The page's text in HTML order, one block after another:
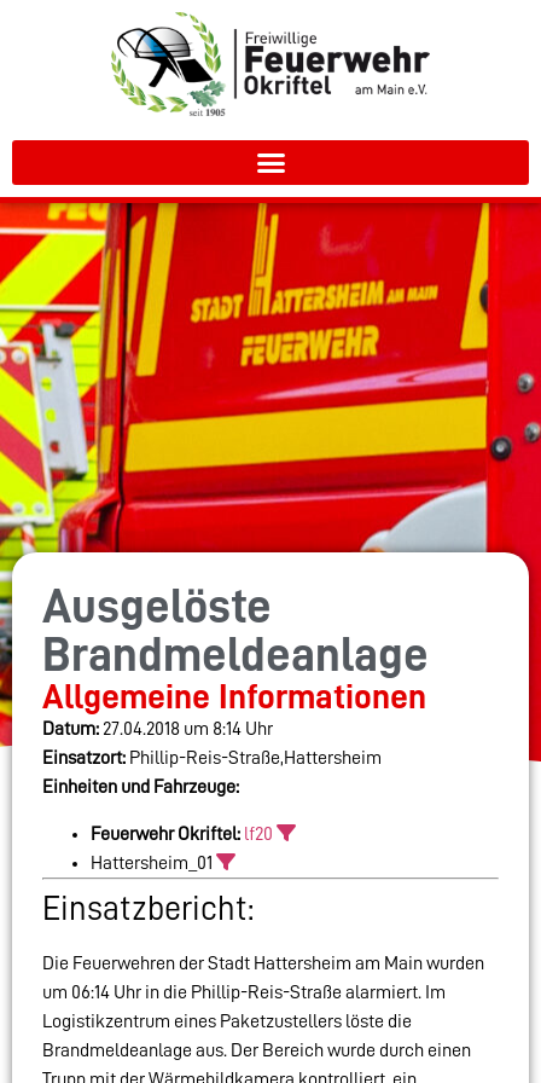
Ausgelöste
Brandmeldeanlage
Allgemeine Informationen
Datum: 27.04.2018 um 8:14 Uhr
Einsatzort: Phillip-Reis-Straße,Hattersheim
Einheiten und Fahrzeuge:
Feuerwehr Okriftel: lf20
Hattersheim_01
Einsatzbericht:
Die Feuerwehren der Stadt Hattersheim am Main wurden
um 06:14 Uhr in die Phillip-Reis-Straße alarmiert. Im
Logistikzentrum eines Paketzustellers löste die
Brandmeldeanlage aus. Der Bereich wurde durch einen